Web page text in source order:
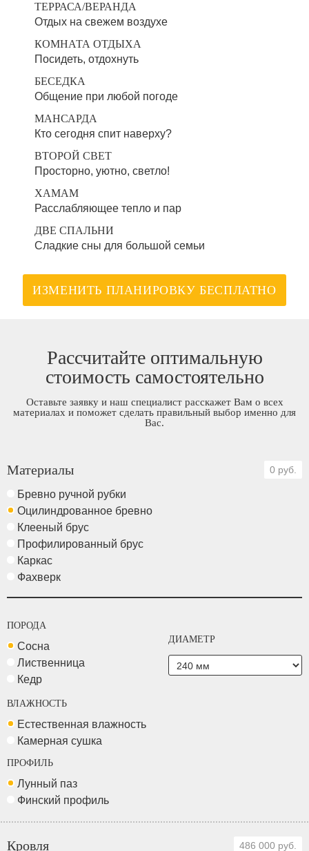
ТЕРРАСА/ВЕРАНДА
Отдых на свежем воздухе
КОМНАТА ОТДЫХА
Посидеть, отдохнуть
БЕСЕДКА
Общение при любой погоде
МАНСАРДА
Кто сегодня спит наверху?
ВТОРОЙ СВЕТ
Просторно, уютно, светло!
ХАМАМ
Расслабляющее тепло и пар
ДВЕ СПАЛЬНИ
Сладкие сны для большой семьи
ИЗМЕНИТЬ ПЛАНИРОВКУ БЕСПЛАТНО
Рассчитайте оптимальную
стоимость самостоятельно
Оставьте заявку и наш специалист расскажет Вам о всех
материалах и поможет сделать правильный выбор именно для
Вас.
Материалы 0 руб.
Бревно ручной рубки
Оцилиндрованное бревно
Клееный брус
Профилированный брус
Каркас
Фахверк
ПОРОДА
Сосна
Лиственница
Кедр
ДИАМЕТР
ВЛАЖНОСТЬ
Естественная влажность
Камерная сушка
ПРОФИЛЬ
Лунный паз
Финский профиль
Кровля 486 000 руб.